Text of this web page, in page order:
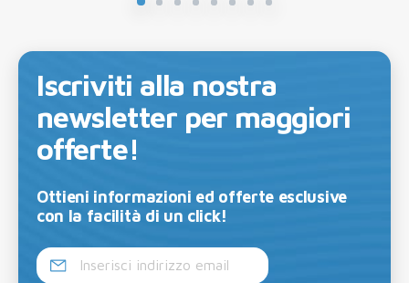
Iscriviti alla nostra
newsletter per maggiori
offerte!
Ottieni informazioni ed offerte esclusive
con la facilità di un click!